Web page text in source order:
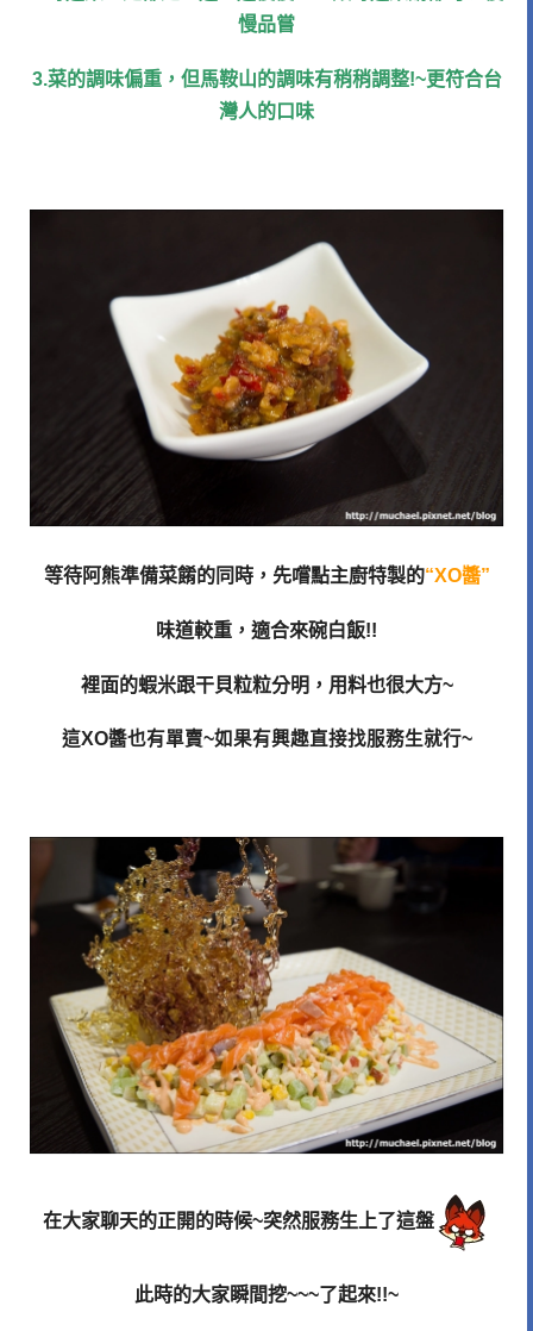
慢品嘗
3.菜的調味偏重，但馬鞍山的調味有稍稍調整!~更符合台
灣人的口味
等待阿熊準備菜餚的同時，先嚐點主廚特製的“XO醬”
味道較重，適合來碗白飯!!
裡面的蝦米跟干貝粒粒分明，用料也很大方~
這XO醬也有單賣~如果有興趣直接找服務生就行~
在大家聊天的正開的時候~突然服務生上了這盤
此時的大家瞬間挖~~~了起來!!~